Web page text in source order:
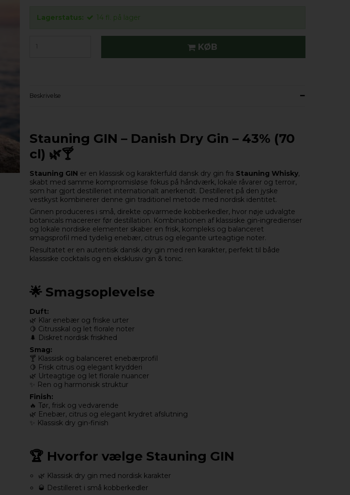
Lagerstatus: 14 fl. på lager
KØB
Beskrivelse
Stauning GIN – Danish Dry Gin – 43% (70
cl) 🌿🍸
Stauning GIN er en klassisk og karakterfuld dansk dry gin fra Stauning Whisky,
skabt med samme kompromisløse fokus på håndværk, lokale råvarer og terroir,
som har gjort destilleriet internationalt anerkendt. Destilleret på den jyske
vestkyst kombinerer denne gin traditionel metode med nordisk identitet.
Ginnen produceres i små, direkte opvarmede kobberkedler, hvor nøje udvalgte
botanicals macererer før destillation. Kombinationen af klassiske gin-ingredienser
og lokale nordiske elementer skaber en frisk, kompleks og balanceret
smagsprofil med tydelig enebær, citrus og elegante urteagtige noter.
Resultatet er en autentisk dansk dry gin med ren karakter, perfekt til både
klassiske cocktails og en eksklusiv gin & tonic.
🌟 Smagsoplevelse
Duft:
🌿 Klar enebær og friske urter
🍋 Citrusskal og let florale noter
🌲 Diskret nordisk friskhed
Smag:
🍸 Klassisk og balanceret enebærprofil
🍋 Frisk citrus og elegant krydderi
🌿 Urteagtige og let florale nuancer
✨ Ren og harmonisk struktur
Finish:
🔥 Tør, frisk og vedvarende
🌿 Enebær, citrus og elegant krydret afslutning
✨ Klassisk dry gin-finish
🏆 Hvorfor vælge Stauning GIN
🌿 Klassisk dry gin med nordisk karakter
🥃 Destilleret i små kobberkedler